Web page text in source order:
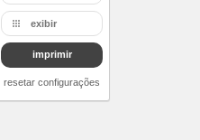
Bb
B
C
D
exibir
imprimir
resetar configurações